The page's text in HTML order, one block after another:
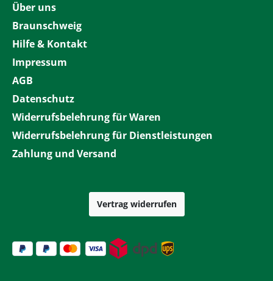
Über uns
Braunschweig
Hilfe & Kontakt
Impressum
AGB
Datenschutz
Widerrufsbelehrung für Waren
Widerrufsbelehrung für Dienstleistungen
Zahlung und Versand
Vertrag widerrufen